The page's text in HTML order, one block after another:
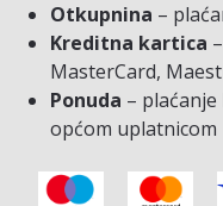
Otkupnina –
Kreditna kartica
MasterCard,
Ponuda –
općom uplatnicom